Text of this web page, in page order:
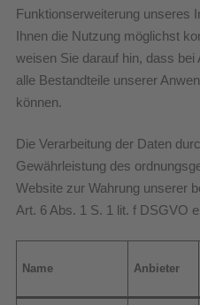
Funktionserweiterung unseres
Ihnen die Nutzung möglichst
weisen Sie darauf hin, dass
alle Bestandteile unserer
können.
Die Verarbeitung der Daten
Gewährleistung des
Website zur Wahrung unserer
Art. 6 Abs. 1 S. 1 lit. f DSGVO
Name Anbieter